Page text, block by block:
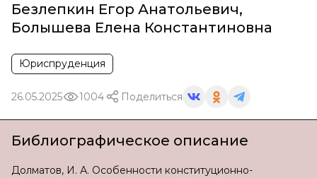
Безлепкин Егор Анатольевич,
Болышева Елена Константиновна
Юриспруденция
26.05.2025 1004 Поделиться
Библиографическое описание
Долматов, И. А. Особенности конституционно-